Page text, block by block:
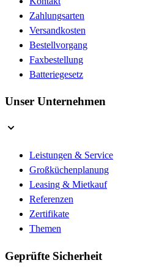
Zahlungsarten
Versandkosten
Bestellvorgang
Faxbestellung
Batteriegesetz
Unser Unternehmen
Leistungen & Service
Großküchenplanung
Leasing & Mietkauf
Referenzen
Zertifikate
Themen
Geprüfte Sicherheit